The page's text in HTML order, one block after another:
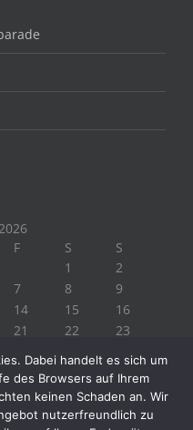
F S
S
1
2
7 8
9
14 15
16
21 22
23
Dabei handelt es sich um
des Browsers auf Ihrem
keinen Schaden an. Wir
nutzerfreundlich zu